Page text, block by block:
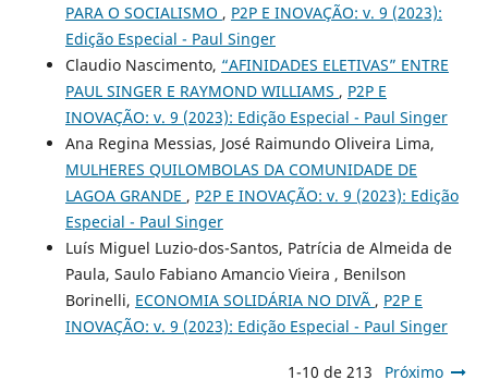
PARA O SOCIALISMO , P2P E INOVAÇÃO: v. 9 (2023):
Edição Especial - Paul Singer
Claudio Nascimento, “AFINIDADES ELETIVAS” ENTRE
PAUL SINGER E RAYMOND WILLIAMS , P2P E
INOVAÇÃO: v. 9 (2023): Edição Especial - Paul Singer
Ana Regina Messias, José Raimundo Oliveira Lima,
MULHERES QUILOMBOLAS DA COMUNIDADE DE
LAGOA GRANDE , P2P E INOVAÇÃO: v. 9 (2023): Edição
Especial - Paul Singer
Luís Miguel Luzio-dos-Santos, Patrícia de Almeida de
Paula, Saulo Fabiano Amancio Vieira , Benilson
Borinelli, ECONOMIA SOLIDÁRIA NO DIVÃ , P2P E
INOVAÇÃO: v. 9 (2023): Edição Especial - Paul Singer
1-10 de 213 Próximo